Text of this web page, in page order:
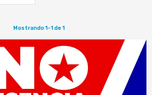
Mostrando 1-1 de 1